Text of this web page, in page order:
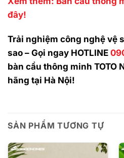
đây!
Trải nghiệm công nghệ vệ
sao – Gọi ngay HOTLINE
bàn cầu thông minh TOTO
hãng tại Hà Nội!
SẢN PHẨM TƯƠNG TỰ